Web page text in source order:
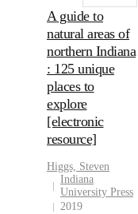
A guide to
natural areas of
northern Indiana
: 125 unique
places to
explore
[electronic
resource]
Higgs, Steven
Indiana
University Press
2019